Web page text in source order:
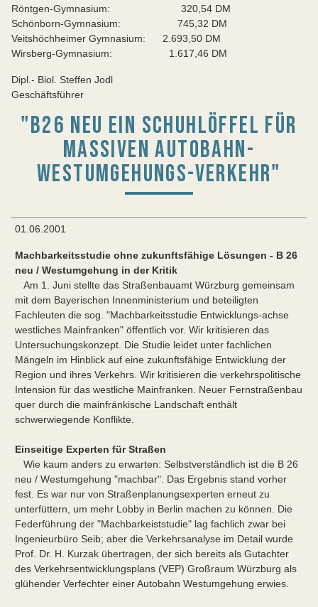
Röntgen-Gymnasium: 320,54 DM
Schönborn-Gymnasium: 745,32 DM
Veitshöchheimer Gymnasium: 2.693,50 DM
Wirsberg-Gymnasium: 1.617,46 DM
Dipl.- Biol. Steffen Jodl
Geschäftsführer
"B26 NEU EIN SCHUHLÖFFEL FÜR
MASSIVEN AUTOBAHN-
WESTUMGEHUNGS-VERKEHR"
01.06.2001
Machbarkeitsstudie ohne zukunftsfähige Lösungen - B 26
neu / Westumgehung in der Kritik
Am 1. Juni stellte das Straßenbauamt Würzburg gemeinsam
mit dem Bayerischen Innenministerium und beteiligten
Fachleuten die sog. "Machbarkeitsstudie Entwicklungs-achse
westliches Mainfranken" öffentlich vor. Wir kritisieren das
Untersuchungskonzept. Die Studie leidet unter fachlichen
Mängeln im Hinblick auf eine zukunftsfähige Entwicklung der
Region und ihres Verkehrs. Wir kritisieren die verkehrspolitische
Intension für das westliche Mainfranken. Neuer Fernstraßenbau
quer durch die mainfränkische Landschaft enthält
schwerwiegende Konflikte.
Einseitige Experten für Straßen
Wie kaum anders zu erwarten: Selbstverständlich ist die B 26
neu / Westumgehung "machbar". Das Ergebnis stand vorher
fest. Es war nur von Straßenplanungsexperten erneut zu
unterfüttern, um mehr Lobby in Berlin machen zu können. Die
Federführung der "Machbarkeiststudie" lag fachlich zwar bei
Ingenieurbüro Seib; aber die Verkehrsanalyse im Detail wurde
Prof. Dr. H. Kurzak übertragen, der sich bereits als Gutachter
des Verkehrsentwicklungsplans (VEP) Großraum Würzburg als
glühender Verfechter einer Autobahn Westumgehung erwies.